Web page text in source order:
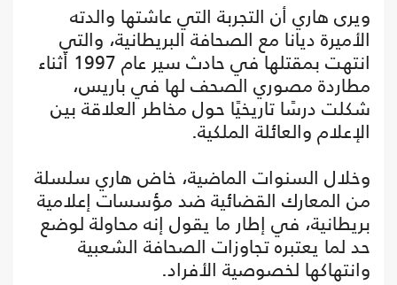
ويرى هاري أن التجربة التي عاشتها والدته
الأميرة ديانا مع الصحافة البريطانية، والتي
انتهت بمقتلها في حادث سير عام 1997 أثناء
مطاردة مصوري الصحف لها في باريس،
شكلت درسًا تاريخيًا حول مخاطر العلاقة بين
الإعلام والعائلة الملكية.
وخلال السنوات الماضية، خاض هاري سلسلة
من المعارك القضائية ضد مؤسسات إعلامية
بريطانية، في إطار ما يقول إنه محاولة لوضع
حد لما يعتبره تجاوزات الصحافة الشعبية
وانتهاكها لخصوصية الأفراد.